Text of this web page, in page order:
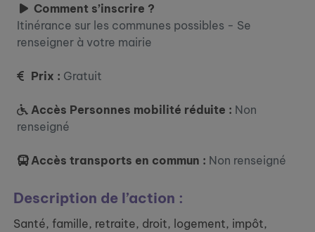
Comment s’inscrire ?
Itinérance sur les communes possibles - Se
renseigner à votre mairie
Prix : Gratuit
Accès Personnes mobilité réduite : Non
renseigné
Accès transports en commun : Non renseigné
Description de l’action :
Santé, famille, retraite, droit, logement, impôt,